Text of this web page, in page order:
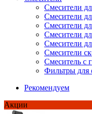
Смесители
Смесители
Смесители
Смесители
Смесители
Смесители
Смеситель с
Фильтры для
Рекомендуем
Акции